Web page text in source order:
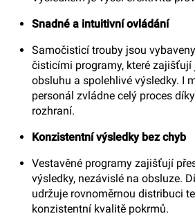
Snadné a intuitivní ovládání
Samočisticí trouby jsou
čisticími programy, které zajišťují
obsluhu a spolehlivé výsledky. I
personál zvládne celý proces
rozhraní.
Konzistentní výsledky bez chyb
Vestavěné programy zajišťují
výsledky, nezávislé na obsluze.
udržuje rovnoměrnou distribuci
konzistentní kvalitě pokrmů.